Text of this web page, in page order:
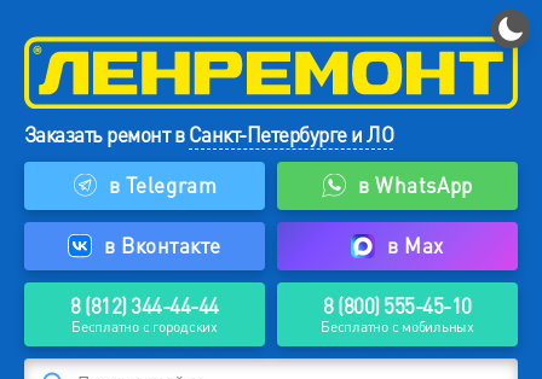
Заказать ремонт вСанкт-Петербурге и ЛО
в Telegram
в WhatsApp
в Вконтакте в Max
8 (812) 344-44-44
Бесплатно с городских
8 (800) 555-45-10
Бесплатно с мобильных